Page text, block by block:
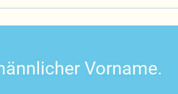
Vorname.